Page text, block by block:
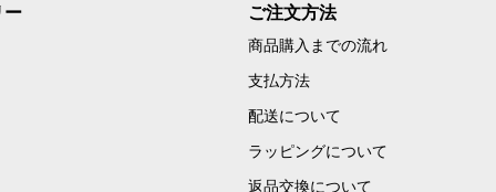
ー ご注文方法
商品購入までの流れ
支払方法
配送について
ラッピングについて
返品交換について